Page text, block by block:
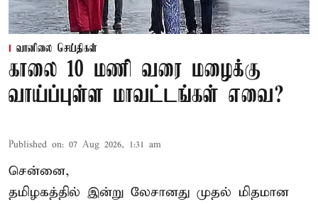
வானிலை செய்திகள்
காலை 10 மணி வரை மழைக்கு
வாய்ப்புள்ள மாவட்டங்கள் எவை?
Published on: 07 Aug 2026, 1:31 am
சென்னை,
தமிழகத்தில் இன்று லேசானது முதல் மிதமான